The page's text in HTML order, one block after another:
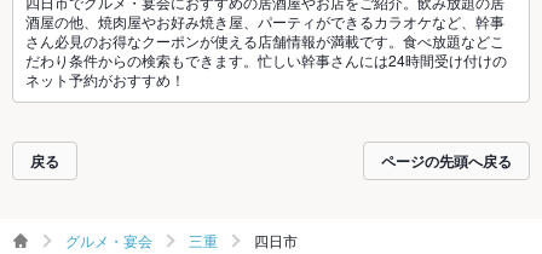
酒屋の他、焼肉屋やお好み焼き屋、パーティができるカラオケなど、幹事
さん必見のお得なクーポンが使える店舗情報が満載です。食べ放題などこ
だわり条件からの検索もできます。忙しい幹事さんには24時間受け付けの
ネット予約がおすすめ！
戻る ページの先頭へ戻る
グルメ・宴会 三重 四日市